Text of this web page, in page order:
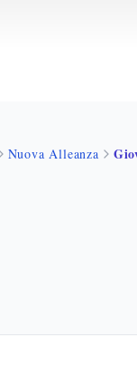
Nuova Alleanza